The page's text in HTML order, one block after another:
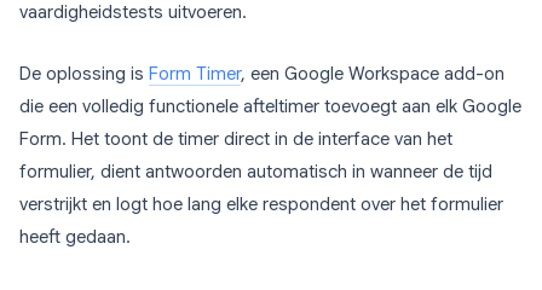
vaardigheidstests uitvoeren.
De oplossing is Form Timer, een Google Workspace add-on
die een volledig functionele afteltimer toevoegt aan elk Google
Form. Het toont de timer direct in de interface van het
formulier, dient antwoorden automatisch in wanneer de tijd
verstrijkt en logt hoe lang elke respondent over het formulier
heeft gedaan.